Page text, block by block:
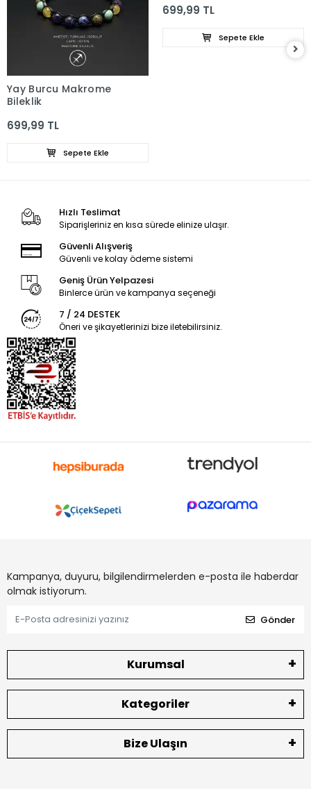
Yay Burcu Makrome
Bileklik
699,99 TL
Sepete Ekle
699,99 TL
Sepete Ekle
Hızlı Teslimat
Siparişleriniz en kısa sürede elinize ulaşır.
Güvenli Alışveriş
Güvenli ve kolay ödeme sistemi
Geniş Ürün Yelpazesi
Binlerce ürün ve kampanya seçeneği
7 / 24 DESTEK
Öneri ve şikayetlerinizi bize iletebilirsiniz.
Kampanya, duyuru, bilgilendirmelerden e-posta ile haberdar
olmak istiyorum.
Gönder
Kurumsal
Kategoriler
Bize Ulaşın